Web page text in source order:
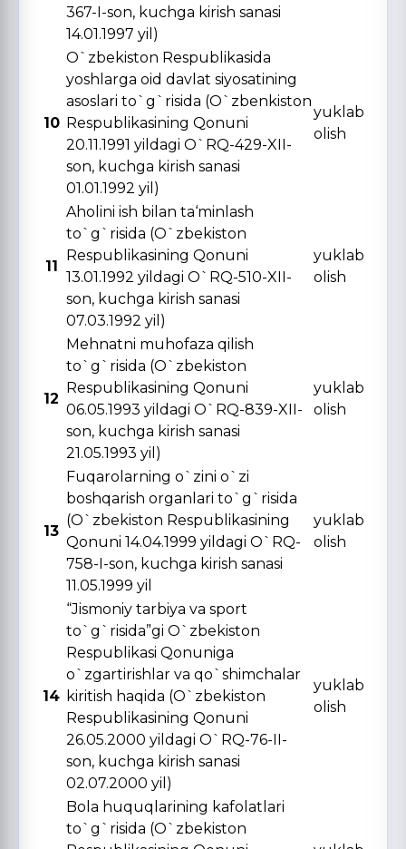
367-I-son, kuchga kirish sanasi
14.01.1997 yil)
10
O`zbekiston Respublikasida
yoshlarga oid davlat siyosatining
asoslari to`g`risida (O`zbenkiston
Respublikasining Qonuni
20.11.1991 yildagi O`RQ-429-XII-
son, kuchga kirish sanasi
01.01.1992 yil)
yuklab
olish
11
Aholini ish bilan ta‘minlash
to`g`risida (O`zbekiston
Respublikasining Qonuni
13.01.1992 yildagi O`RQ-510-XII-
son, kuchga kirish sanasi
07.03.1992 yil)
yuklab
olish
12
Mehnatni muhofaza qilish
to`g`risida (O`zbekiston
Respublikasining Qonuni
06.05.1993 yildagi O`RQ-839-XII-
son, kuchga kirish sanasi
21.05.1993 yil)
yuklab
olish
13
Fuqarolarning o`zini o`zi
boshqarish organlari to`g`risida
(O`zbekiston Respublikasining
Qonuni 14.04.1999 yildagi O`RQ-
758-I-son, kuchga kirish sanasi
11.05.1999 yil
yuklab
olish
14
“Jismoniy tarbiya va sport
to`g`risida”gi O`zbekiston
Respublikasi Qonuniga
o`zgartirishlar va qo`shimchalar
kiritish haqida (O`zbekiston
Respublikasining Qonuni
26.05.2000 yildagi O`RQ-76-II-
son, kuchga kirish sanasi
02.07.2000 yil)
yuklab
olish
Bola huquqlarining kafolatlari
to`g`risida (O`zbekiston